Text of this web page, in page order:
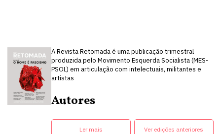
A Revista Retomada é uma publicação trimestral
produzida pelo Movimento Esquerda Socialista (MES-
PSOL) em articulação com intelectuais, militantes e
artistas
Autores
Ler mais Ver edições anteriores